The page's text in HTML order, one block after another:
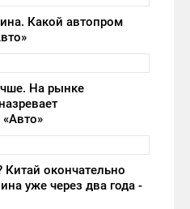
Какой автопром
На рынке
окончательно
уже через два года -